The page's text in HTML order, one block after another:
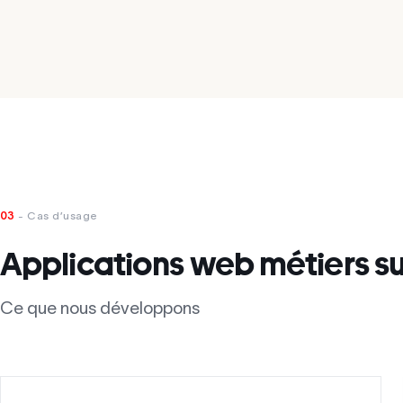
03 - Cas d’usage
Applications web métiers
Ce que nous développons